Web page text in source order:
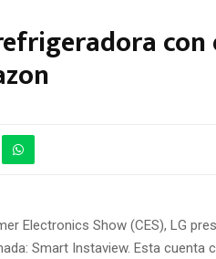
con
Electronics Show (CES), LG
Smart Instaview. Esta cuenta